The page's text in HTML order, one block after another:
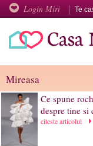
Login Miri Te
Mireasa
Ce spune
despre tine si
citeste articolul